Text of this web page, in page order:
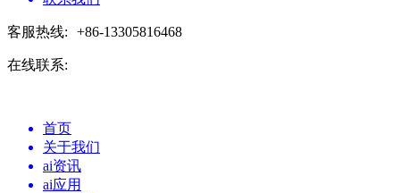
客服热线: +86-13305816468
在线联系:
首页
关于我们
ai资讯
ai应用